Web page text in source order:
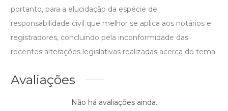
portanto, para a elucidação da espécie de
responsabilidade civil que melhor se aplica aos notários e
registradores, concluindo pela inconformidade das
recentes alterações legislativas realizadas acerca do tema.
Avaliações
Não há avaliações ainda.